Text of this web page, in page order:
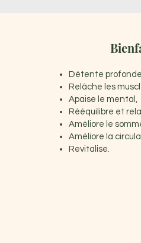
Détente
Relâche les
Apaise le mental,
Rééquilibre et
Améliore le
Améliore la
Revitalise.